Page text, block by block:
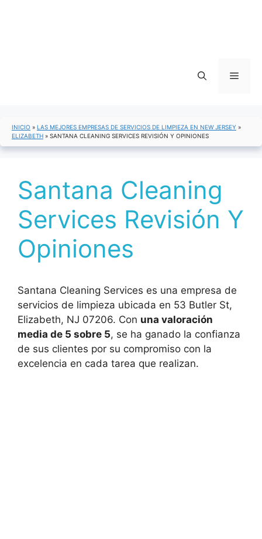
Menú
INICIO » LAS MEJORES EMPRESAS DE SERVICIOS DE LIMPIEZA EN NEW JERSEY »
ELIZABETH » SANTANA CLEANING SERVICES REVISIÓN Y OPINIONES
Santana Cleaning
Services Revisión Y
Opiniones
Santana Cleaning Services es una empresa de
servicios de limpieza ubicada en 53 Butler St,
Elizabeth, NJ 07206. Con una valoración
media de 5 sobre 5, se ha ganado la confianza
de sus clientes por su compromiso con la
excelencia en cada tarea que realizan.